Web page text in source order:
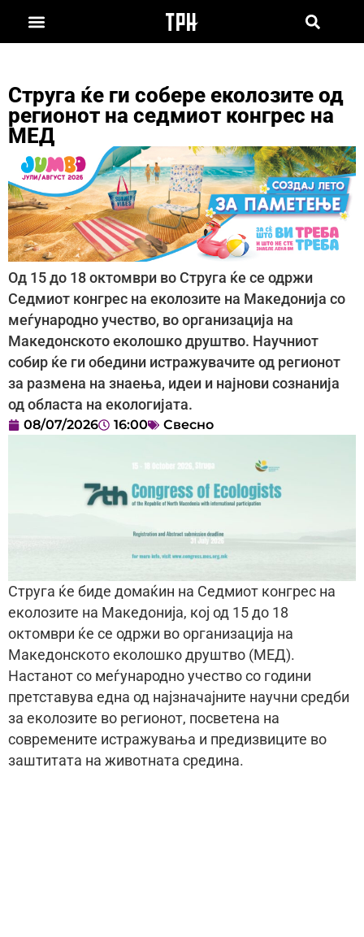
Струга ќе ги собере еколозите од
регионот на седмиот конгрес на
МЕД
Од 15 до 18 октомври во Струга ќе се одржи
Седмиот конгрес на еколозите на Македонија со
меѓународно учество, во организација на
Македонското еколошко друштво. Научниот
собир ќе ги обедини истражувачите од регионот
за размена на знаења, идеи и најнови сознанија
од областа на екологијата.
08/07/2026 16:00 Свесно
Струга ќе биде домаќин на Седмиот конгрес на
еколозите на Македонија, кој од 15 до 18
октомври ќе се одржи во организација на
Македонското еколошко друштво (МЕД).
Настанот со меѓународно учество со години
претставува една од најзначајните научни средби
за еколозите во регионот, посветена на
современите истражувања и предизвиците во
заштитата на животната средина.